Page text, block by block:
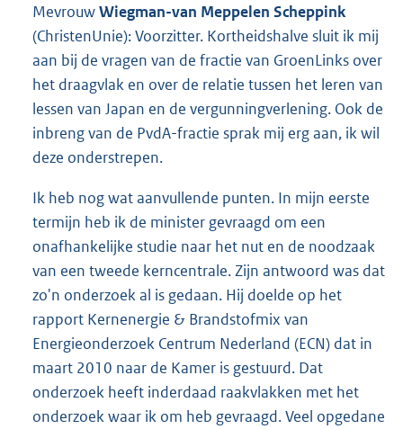
MevrouwWiegman-van Meppelen Scheppink
(ChristenUnie): Voorzitter. Kortheidshalve sluit ik mij
aan bij de vragen van de fractie van GroenLinks over
het draagvlak en over de relatie tussen het leren van
lessen van Japan en de vergunningverlening. Ook de
inbreng van de PvdA-fractie sprak mij erg aan, ik wil
deze onderstrepen.
Ik heb nog wat aanvullende punten. In mijn eerste
termijn heb ik de minister gevraagd om een
onafhankelijke studie naar het nut en de noodzaak
van een tweede kerncentrale. Zijn antwoord was dat
zo'n onderzoek al is gedaan. Hij doelde op het
rapport Kernenergie & Brandstofmix van
Energieonderzoek Centrum Nederland (ECN) dat in
maart 2010 naar de Kamer is gestuurd. Dat
onderzoek heeft inderdaad raakvlakken met het
onderzoek waar ik om heb gevraagd. Veel opgedane